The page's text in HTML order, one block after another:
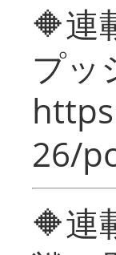
🔶
プッ
26/
🔶連